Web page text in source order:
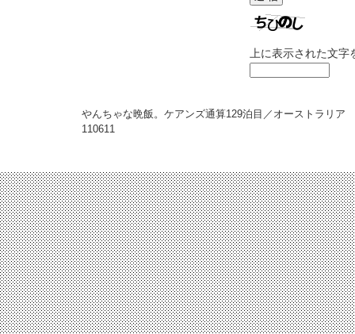
上に表示された文
やんちゃな晩飯。ケアンズ通算129泊目／オーストラリア
110611